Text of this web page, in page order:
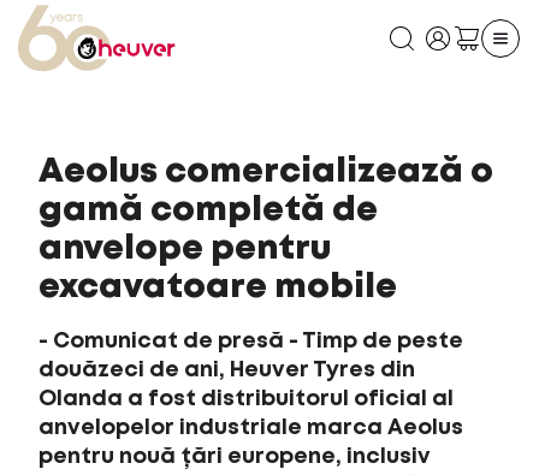
Aeolus comercializează o
gamă completă de
anvelope pentru
excavatoare mobile
- Comunicat de presă - Timp de peste
douăzeci de ani, Heuver Tyres din
Olanda a fost distribuitorul oficial al
anvelopelor industriale marca Aeolus
pentru nouă țări europene, inclusiv